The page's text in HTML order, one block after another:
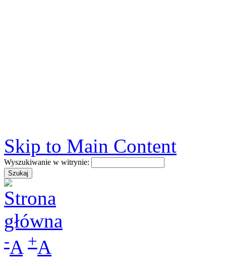
Skip to Main Content
Wyszukiwanie w witrynie:
-A +A